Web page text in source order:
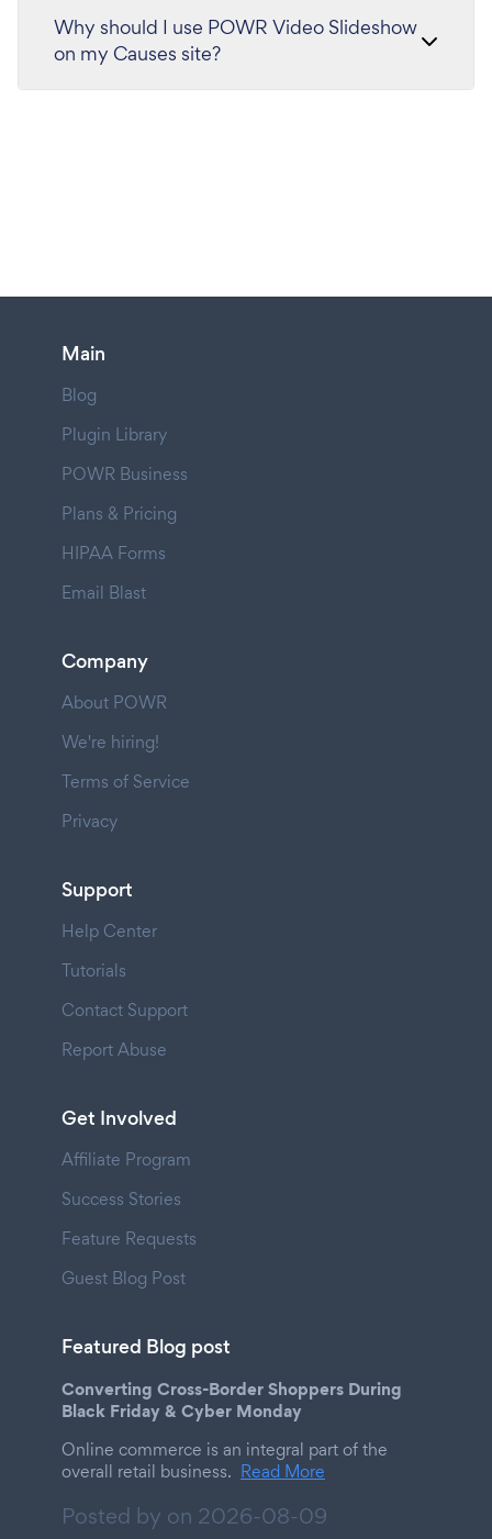
Why should I use POWR Video Slideshow
on my Causes site?
Main
Blog
Plugin Library
POWR Business
Plans & Pricing
HIPAA Forms
Email Blast
Company
About POWR
We're hiring!
Terms of Service
Privacy
Support
Help Center
Tutorials
Contact Support
Report Abuse
Get Involved
Affiliate Program
Success Stories
Feature Requests
Guest Blog Post
Featured Blog post
Converting Cross-Border Shoppers During
Black Friday & Cyber Monday
Online commerce is an integral part of the
overall retail business. Read More
Posted by on 2026-08-09